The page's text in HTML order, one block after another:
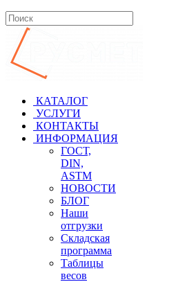
КАТАЛОГ
УСЛУГИ
КОНТАКТЫ
ИНФОРМАЦИЯ
ГОСТ,
DIN,
ASTM
НОВОСТИ
БЛОГ
Наши
отгрузки
Складская
программа
Таблицы
весов